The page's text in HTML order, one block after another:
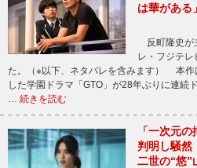
は華がある
反町隆史が
レ・フジテ
た。（※以下、ネタバレを含みます） 本作
した学園ドラマ「GTO」が28年ぶりに連続
… 続きを読む
「一次元
判明し騒然
二世の“悠”